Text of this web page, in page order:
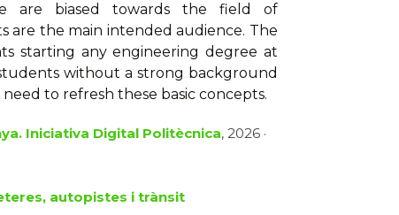
are biased towards the field of
are the main intended audience. The
starting any engineering degree at
without a strong background
to refresh these basic concepts.
Iniciativa Digital Politècnica, 2026 ·
autopistes i trànsit